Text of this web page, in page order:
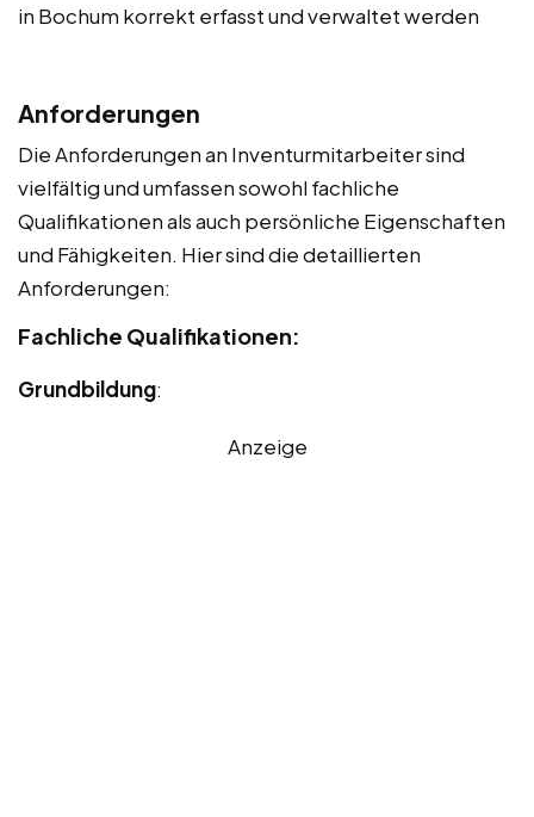
in Bochum korrekt erfasst und verwaltet werden
Anforderungen
Die Anforderungen an Inventurmitarbeiter sind
vielfältig und umfassen sowohl fachliche
Qualifikationen als auch persönliche Eigenschaften
und Fähigkeiten. Hier sind die detaillierten
Anforderungen:
Fachliche Qualifikationen:
Grundbildung:
Anzeige